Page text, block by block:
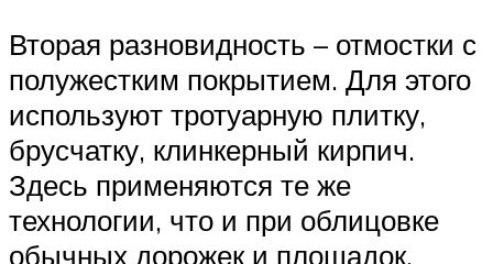
Вторая разновидность – отмостки с
полужестким покрытием. Для этого
используют тротуарную плитку,
брусчатку, клинкерный кирпич.
Здесь применяются те же
технологии, что и при облицовке
обычных дорожек и площадок.